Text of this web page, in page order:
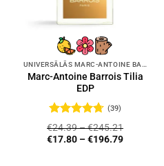
UNIVERSĀLĀS MARC-ANTOINE BARROIS SMARŽAS
Marc-Antoine Barrois Tilia
EDP
Novērtēts
ar4.72
no
5
(39)
€24.39–€245.21
€17.80 –€196.79